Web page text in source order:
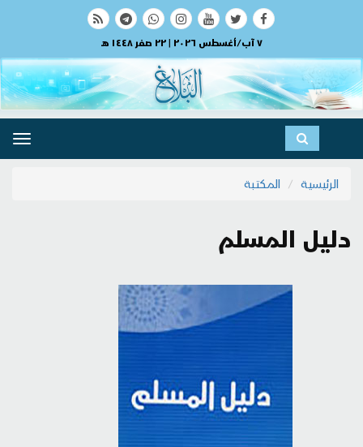
٧ آب/أغسطس ٢٠٢٦ | ٢٢ صفر ١٤٤٨ هـ
الرئيسية
المكتبة
دليل المسلم